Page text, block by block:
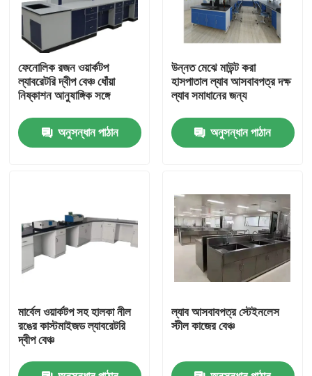
আমাদের সম্পর্কে
পরিচিতি
পণ্য
আধুনিক ল্যাবরেটরি আসবাবপত্র
ল্যাবরেটরি আইল্যান্ড বেঞ্চ
ল্যাবরেটরি ফিউম হুড
ল্যাবরেটরি ব্যালেন্স বেঞ্চ
ফেনোলিক রজন ওয়ার্কটপ
ল্যাবরেটরি দ্বীপ বেঞ্চ ধোঁয়া
নিষ্কাশন আনুষাঙ্গিক সঙ্গে
অনুসন্ধান পাঠান
উন্নত মেঝে মাউন্ট করা
হাসপাতাল ল্যাব আসবাবপত্র দক্ষ
ল্যাব সমাধানের জন্য
অনুসন্ধান পাঠান
মার্বেল ওয়ার্কটপ সহ হালকা নীল
রঙের কাস্টমাইজড ল্যাবরেটরি
দ্বীপ বেঞ্চ
ল্যাব আসবাবপত্র স্টেইনলেস
স্টীল কাজের বেঞ্চ